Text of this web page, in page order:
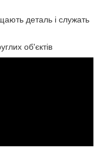
деталь і служать
об'єктів